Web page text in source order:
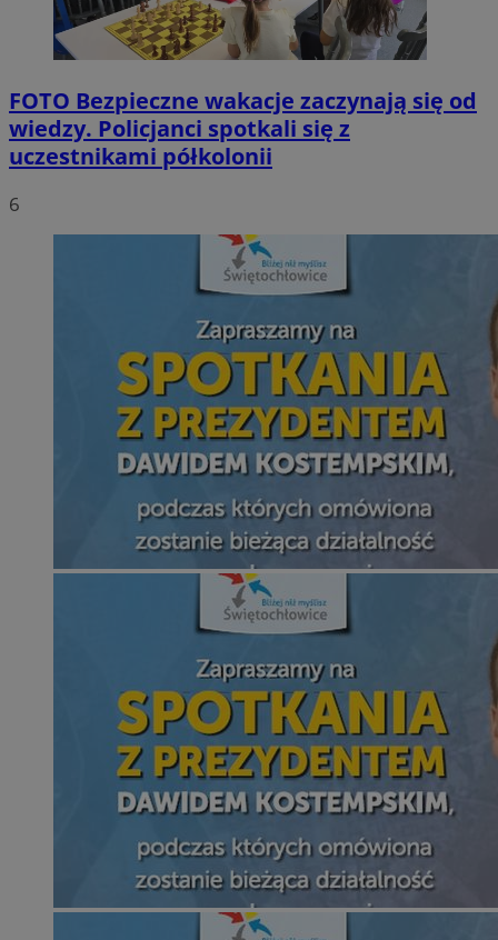
FOTO Bezpieczne wakacje zaczynają się od
wiedzy. Policjanci spotkali się z
uczestnikami półkolonii
6